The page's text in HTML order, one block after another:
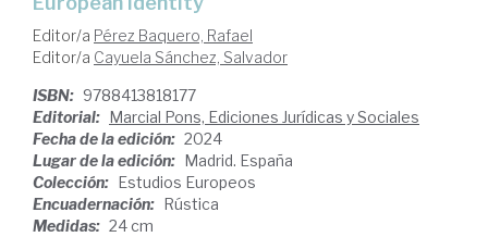
Editor/a Pérez Baquero, Rafael
Editor/a Cayuela Sánchez, Salvador
ISBN: 9788413818177
Editorial: Marcial Pons, Ediciones Jurídicas y Sociales
Fecha de la edición: 2024
Lugar de la edición: Madrid. España
Colección: Estudios Europeos
Encuadernación: Rústica
Medidas: 24 cm